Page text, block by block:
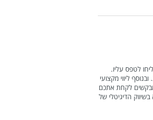
לטפס עליו.
ליווי מקצועי
מבקשים לקחת אתכם
הדיגיטלי של